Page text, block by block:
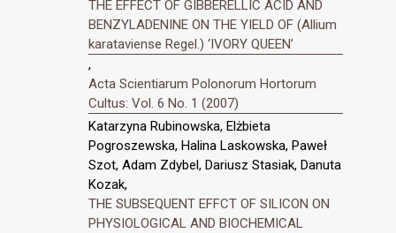
THE EFFECT OF GIBBERELLIC ACID AND
BENZYLADENINE ON THE YIELD OF (Allium
karataviense Regel.) ‘IVORY QUEEN’
,
Acta Scientiarum Polonorum Hortorum
Cultus: Vol. 6 No. 1 (2007)
Katarzyna Rubinowska, Elżbieta
Pogroszewska, Halina Laskowska, Paweł
Szot, Adam Zdybel, Dariusz Stasiak, Danuta
Kozak,
THE SUBSEQUENT EFFCT OF SILICON ON
PHYSIOLOGICAL AND BIOCHEMICAL